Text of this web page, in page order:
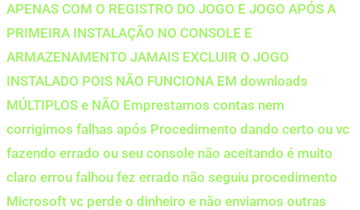
APENAS COM O REGISTRO DO JOGO E JOGO APÓS A
PRIMEIRA INSTALAÇÃO NO CONSOLE E
ARMAZENAMENTO JAMAIS EXCLUIR O JOGO
INSTALADO POIS NÃO FUNCIONA EM downloads
MÚLTIPLOS e NÃO Emprestamos contas nem
corrigimos falhas após Procedimento dando certo ou vc
fazendo errado ou seu console não aceitando é muito
claro errou falhou fez errado não seguiu procedimento
Microsoft vc perde o dinheiro e não enviamos outras